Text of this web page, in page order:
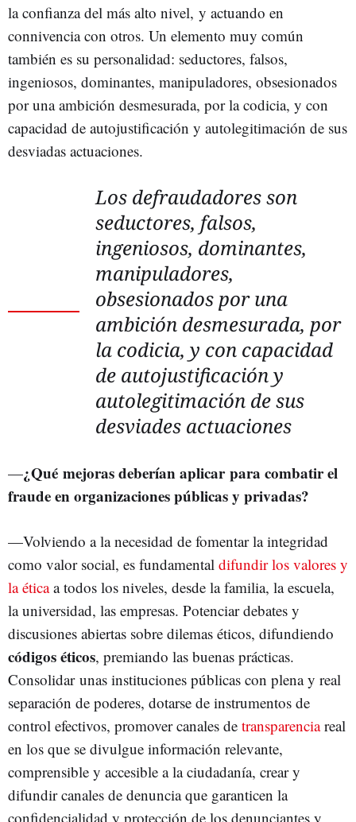
la confianza del más alto nivel, y actuando en
connivencia con otros. Un elemento muy común
también es su personalidad: seductores, falsos,
ingeniosos, dominantes, manipuladores, obsesionados
por una ambición desmesurada, por la codicia, y con
capacidad de autojustificación y autolegitimación de sus
desviadas actuaciones.
Los defraudadores son
seductores, falsos,
ingeniosos, dominantes,
manipuladores,
obsesionados por una
ambición desmesurada, por
la codicia, y con capacidad
de autojustificación y
autolegitimación de sus
desviades actuaciones
—¿Qué mejoras deberían aplicar para combatir el
fraude en organizaciones públicas y privadas?
—Volviendo a la necesidad de fomentar la integridad
como valor social, es fundamental difundir los valores y
la éticaa todos los niveles, desde la familia, la escuela,
la universidad, las empresas. Potenciar debates y
discusiones abiertas sobre dilemas éticos, difundiendo
códigos éticos, premiando las buenas prácticas.
Consolidar unas instituciones públicas con plena y real
separación de poderes, dotarse de instrumentos de
control efectivos, promover canales de transparenciareal
en los que se divulgue información relevante,
comprensible y accesible a la ciudadanía, crear y
difundir canales de denuncia que garanticen la
confidencialidad y protección de los denunciantes y